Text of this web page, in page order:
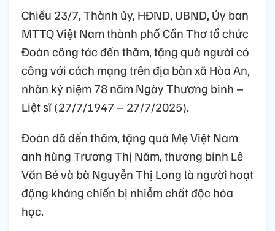
Chiều 23/7, Thành ủy, HĐND, UBND, Ủy ban
MTTQ Việt Nam thành phố Cần Thơ tổ chức
Đoàn công tác đến thăm, tặng quà người có
công với cách mạng trên địa bàn xã Hòa An,
nhân kỷ niệm 78 năm Ngày Thương binh –
Liệt sĩ (27/7/1947 – 27/7/2025).
Đoàn đã đến thăm, tặng quà Mẹ Việt Nam
anh hùng Trương Thị Năm, thương binh Lê
Văn Bé và bà Nguyễn Thị Long là người hoạt
động kháng chiến bị nhiễm chất độc hóa
học.